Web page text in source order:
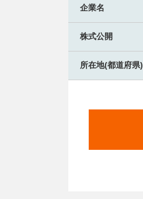
企業名
株式公開
所在地(都道府県)